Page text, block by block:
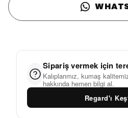
Sipariş vermek için
Kalıplarımız, kumaş
hakkında hemen bilgi al.
Regard'ı